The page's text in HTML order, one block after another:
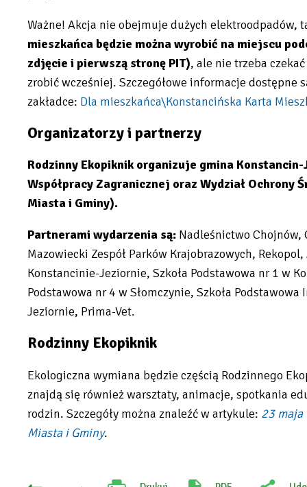
Ważne! Akcja nie obejmuje dużych elektroodpadów,
mieszkańca będzie można wyrobić na miejscu
zdjęcie i pierwszą stronę PIT), ale nie trzeba
zrobić wcześniej. Szczegółowe informacje dostępne
zakładce: Dla mieszkańca\Konstancińska Karta
open
in
new
tab
Organizatorzy i partnerzy
Rodzinny Ekopiknik organizuje gmina
Współpracy Zagranicznej oraz Wydział Ochrony
Miasta i Gminy).
Partnerami wydarzenia są: Nadleśnictwo Chojnów,
Mazowiecki Zespół Parków Krajobrazowych,
Konstancinie-Jeziornie, Szkoła Podstawowa nr 1 w
Podstawowa nr 4 w Słomczynie, Szkoła
Jeziornie, Prima-Vet.
Rodzinny Ekopiknik
Ekologiczna wymiana będzie częścią Rodzinnego
znajdą się również warsztaty, animacje, spotkania
rodzin. Szczegóły można znaleźć w artykule: 23 maja
Miasta i Gminy.